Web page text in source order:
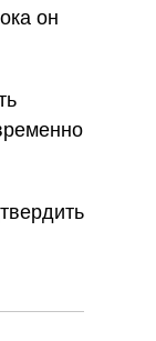
он